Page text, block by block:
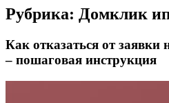
Рубрика: Домклик
Как отказаться от
– пошаговая инструкция